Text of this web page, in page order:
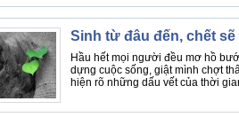
Sinh từ đâu đến, chết sẽ
Hầu hết mọi người đều mơ hồ
dựng cuộc sống, giật mình chợt
hiện rõ những dấu vết của thời